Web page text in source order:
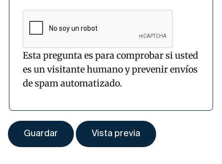
Esta pregunta es para comprobar si usted
es un visitante humano y prevenir envíos
de spam automatizado.